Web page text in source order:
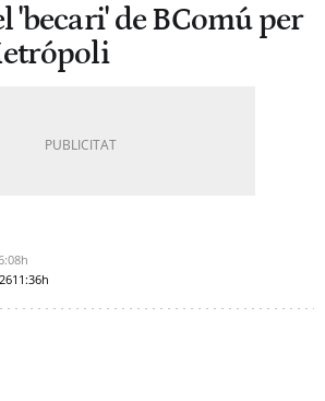
'becari' de BComú per
11:36h